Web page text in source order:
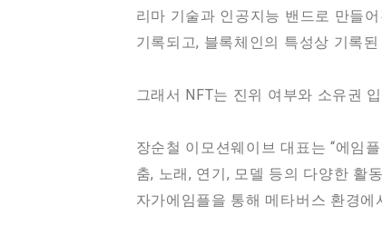
리마 기술과 인공지능 밴드로 만들
기록되고, 블록체인의 특성상 기록
그래서 NFT는 진위 여부와 소유권
장순철 이모션웨이브 대표는 “에임
춤, 노래, 연기, 모델 등의 다양한 활
자가에임플을 통해 메타버스 환경에